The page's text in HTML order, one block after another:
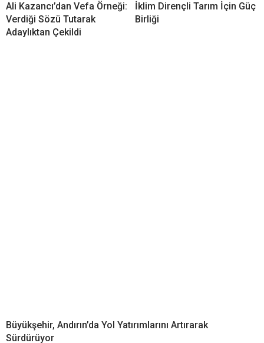
Ali Kazancı’dan Vefa Örneği:
Verdiği Sözü Tutarak
Adaylıktan Çekildi
İklim Dirençli Tarım İçin Güç
Birliği
Büyükşehir, Andırın’da Yol Yatırımlarını Artırarak
Sürdürüyor